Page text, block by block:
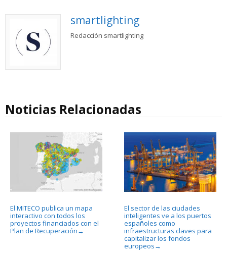
smartlighting
Redacción smartlighting
Noticias Relacionadas
El MITECO publica un mapa
interactivo con todos los
proyectos financiados con el
Plan de Recuperación →
El sector de las ciudades
inteligentes ve a los puertos
españoles como
infraestructuras claves para
capitalizar los fondos
europeos →